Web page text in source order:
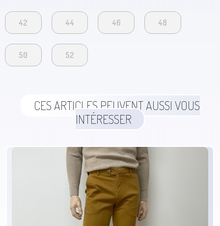
42 44 46 48
50 52
CES ARTICLES PEUVENT AUSSI VOUS
INTÉRESSER